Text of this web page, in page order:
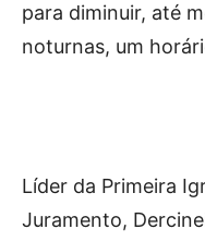
para diminuir, até
noturnas, um
Líder da Primeira
Juramento,